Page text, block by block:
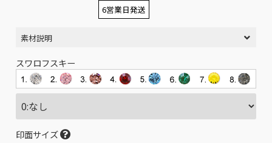
6営業日発送
素材説明
スワロフスキー
印面サイズ